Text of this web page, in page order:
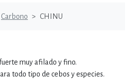
Carbono CHINU
muy afilado y fino.
todo tipo de cebos y especies.